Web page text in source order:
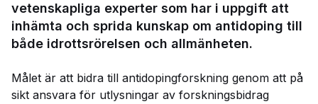
vetenskapliga experter som har i uppgift att
inhämta och sprida kunskap om antidoping till
både idrottsrörelsen och allmänheten.
Målet är att bidra till antidopingforskning genom att på
sikt ansvara för utlysningar av forskningsbidrag